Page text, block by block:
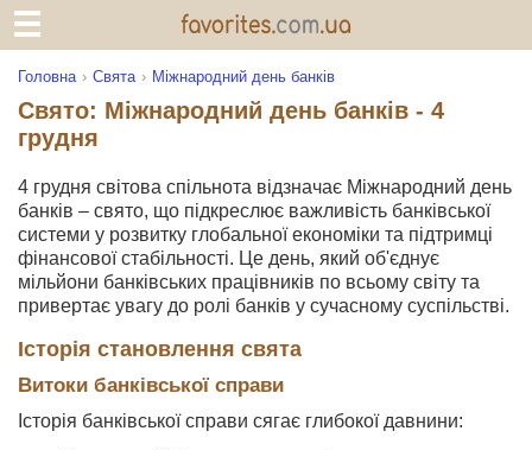
Головна Свята Міжнародний день банків
Свято: Міжнародний день банків - 4
грудня
4 грудня світова спільнота відзначає Міжнародний день
банків – свято, що підкреслює важливість банківської
системи у розвитку глобальної економіки та підтримці
фінансової стабільності. Це день, який об'єднує
мільйони банківських працівників по всьому світу та
привертає увагу до ролі банків у сучасному суспільстві.
Історія становлення свята
Витоки банківської справи
Історія банківської справи сягає глибокої давнини: